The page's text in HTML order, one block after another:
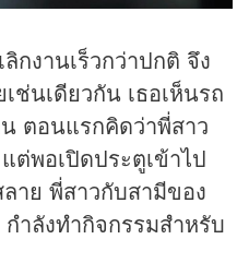
กงานเร็วกว่าปกติ จึง
ช่นเดียวกัน เธอเห็นรถ
ตอนแรกคิดว่าพี่สาว
ต่พอเปิดประตูเข้าไป
าย พี่สาวกับสามีของ
ำลังทำกิจกรรมสำหรับ